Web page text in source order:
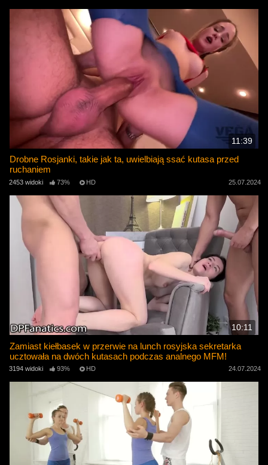
11:39
Drobne Rosjanki, takie jak ta, uwielbiają ssać kutasa przed
ruchaniem
2453 widoki 73% HD 25.07.2024
10:11
Zamiast kiełbasek w przerwie na lunch rosyjska sekretarka
ucztowała na dwóch kutasach podczas analnego MFM!
3194 widoki 93% HD 24.07.2024